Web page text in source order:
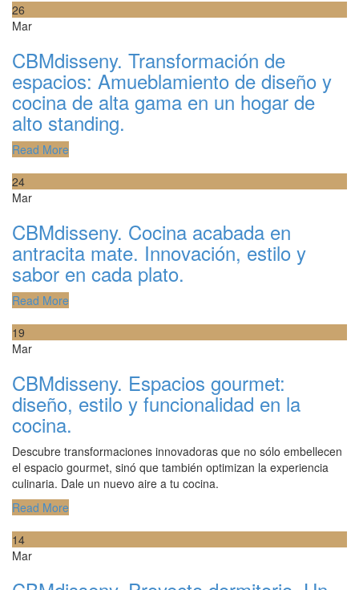
26
Mar
CBMdisseny. Transformación de
espacios: Amueblamiento de diseño y
cocina de alta gama en un hogar de
alto standing.
Read More
24
Mar
CBMdisseny. Cocina acabada en
antracita mate. Innovación, estilo y
sabor en cada plato.
Read More
19
Mar
CBMdisseny. Espacios gourmet:
diseño, estilo y funcionalidad en la
cocina.
Descubre transformaciones innovadoras que no sólo embellecen
el espacio gourmet, sinó que también optimizan la experiencia
culinaria. Dale un nuevo aire a tu cocina.
Read More
14
Mar